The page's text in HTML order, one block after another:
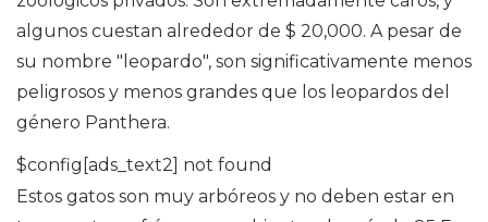
algunos cuestan alrededor de $ 20,000. A pesar de
su nombre "leopardo", son significativamente menos
peligrosos y menos grandes que los leopardos del
género Panthera.
$config[ads_text2] not found
Estos gatos son muy arbóreos y no deben estar en